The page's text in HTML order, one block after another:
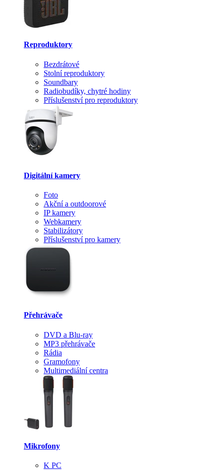
Reproduktory
Bezdrátové
Stolní reproduktory
Soundbary
Radiobudíky, chytré hodiny
Příslušenství pro reproduktory
Digitální kamery
Foto
Akční a outdoorové
IP kamery
Webkamery
Stabilizátory
Příslušenství pro kamery
Přehrávače
DVD a Blu-ray
MP3 přehrávače
Rádia
Gramofony
Multimediální centra
Mikrofony
K PC